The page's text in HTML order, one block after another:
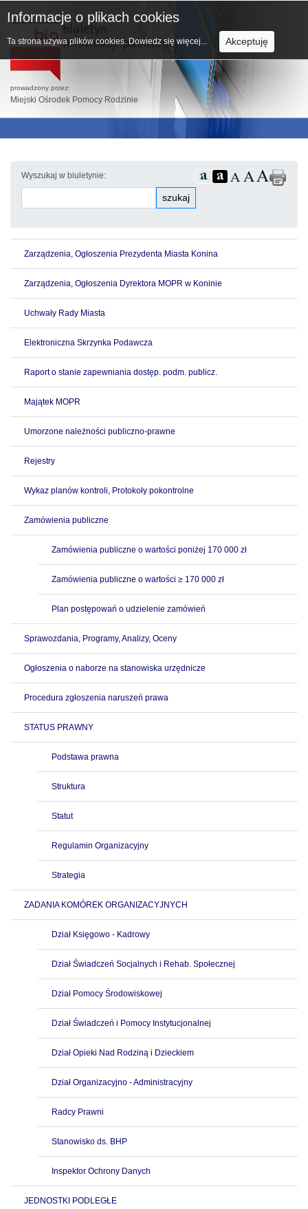
prowadzony przez:
Miejski Ośrodek Pomocy Rodzinie
Wyszukaj w biuletynie:
szukaj
Zarządzenia, Ogłoszenia Prezydenta Miasta Konina
Zarządzenia, Ogłoszenia Dyrektora MOPR w Koninie
Uchwały Rady Miasta
Elektroniczna Skrzynka Podawcza
Raport o stanie zapewniania dostęp. podm. publicz.
Majątek MOPR
Umorzone należności publiczno-prawne
Rejestry
Wykaz planów kontroli, Protokoły pokontrolne
Zamówienia publiczne
Zamówienia publiczne o wartości poniżej 170 000 zł
Zamówienia publiczne o wartości ≥ 170 000 zł
Plan postępowań o udzielenie zamówień
Sprawozdania, Programy, Analizy, Oceny
Ogłoszenia o naborze na stanowiska urzędnicze
Procedura zgłoszenia naruszeń prawa
STATUS PRAWNY
Podstawa prawna
Struktura
Statut
Regulamin Organizacyjny
Strategia
ZADANIA KOMÓREK ORGANIZACYJNYCH
Dział Księgowo - Kadrowy
Dział Świadczeń Socjalnych i Rehab. Społecznej
Dział Pomocy Środowiskowej
Dział Świadczeń i Pomocy Instytucjonalnej
Dział Opieki Nad Rodziną i Dzieckiem
Dział Organizacyjno - Administracyjny
Radcy Prawni
Stanowisko ds. BHP
Inspektor Ochrony Danych
JEDNOSTKI PODLEGŁE
Informacje o plikach cookies
Ta strona używa plików cookies. Dowiedz się więcej... Akceptuję